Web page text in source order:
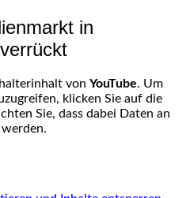
in
von YouTube. Um
klicken Sie auf die
Sie, dass dabei Daten an